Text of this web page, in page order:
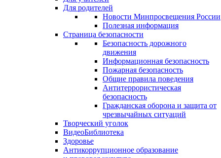
Для родителей
Новости Минпросвещения России
Полезная информация
Страница безопасности
Безопасность дорожного
движения
Информационная безопасность
Пожарная безопасность
Общие правила поведения
Антитеррористическая
безопасность
Гражданская оборона и защита от
чрезвычайных ситуаций
Творческий уголок
ВидеоБиблиотека
Здоровье
Антикоррупционное образование